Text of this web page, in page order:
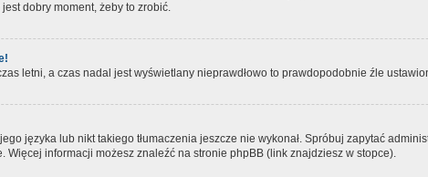
dobry moment, żeby to zrobić.
letni, a czas nadal jest wyświetlany nieprawdłowo to prawdopodobnie źle
języka lub nikt takiego tłumaczenia jeszcze nie wykonał. Spróbuj zapytać
Więcej informacji możesz znaleźć na stronie phpBB (link znajdziesz w stopce).